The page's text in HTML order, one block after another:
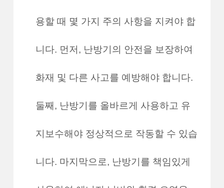
용할 때 몇 가지 주의 사항을 지켜야 합
니다. 먼저, 난방기의 안전을 보장하여
화재 및 다른 사고를 예방해야 합니다.
둘째, 난방기를 올바르게 사용하고 유
지보수해야 정상적으로 작동할 수 있습
니다. 마지막으로, 난방기를 책임있게